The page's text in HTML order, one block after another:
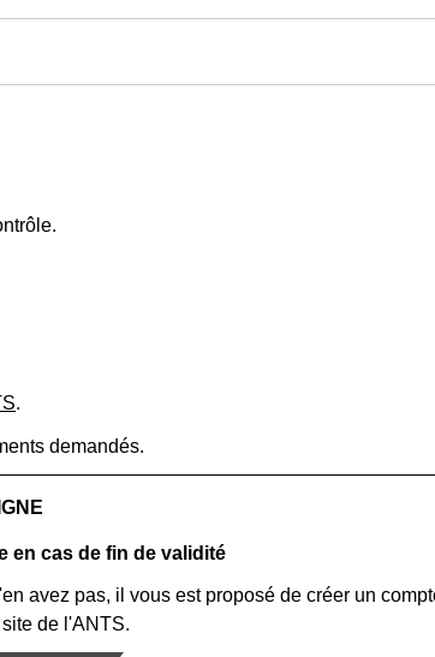
.
demandés.
en cas de fin de validité
avez pas, il vous est proposé de créer un
de l'ANTS.